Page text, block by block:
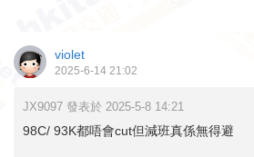
violet
2025-6-14 21:02
JX9097 發表於 2025-5-8 14:21
98C/ 93K都唔會cut但減班真係無得避